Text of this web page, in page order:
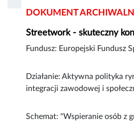
DOKUMENT
Streetwork - skuteczny
Fundusz: Europejski Fundusz
Działanie: Aktywna polityka
integracji zawodowej i
Schemat: "Wspieranie osób z